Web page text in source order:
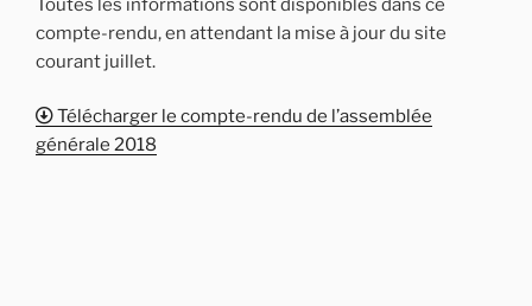
Toutes les informations sont disponibles dans ce
compte-rendu, en attendant la mise à jour du site
courant juillet.
Télécharger le compte-rendu de l’assemblée
générale 2018